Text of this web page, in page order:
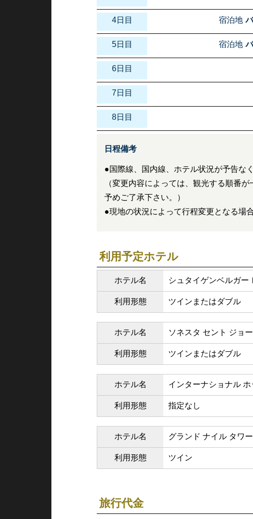
4日目 宿泊地
5日目 宿泊地
6日目
7日目
8日目
日程備考
●国際線、国内線、ホテル状況が予告な
（変更内容によっては、観光する順番
予めご了承下さい。）
●現地の状況によって行程変更となる場
利用予定ホテル
ホテル名 シュタイゲンベルガー
利用形態 ツインまたはダブル
ホテル名 ソネスタ セント ジョ
利用形態 ツインまたはダブル
ホテル名 インターナショナル
利用形態 指定なし
ホテル名 グランド ナイル タワー
利用形態 ツイン
旅行代金